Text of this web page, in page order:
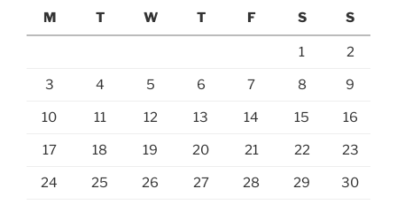
M
T W T F S S
1 2
3 4 5 6 7 8 9
10 11 12 13 14 15 16
17 18 19 20 21 22 23
24 25 26 27 28 29 30